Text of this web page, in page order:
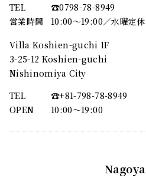
TEL
☎︎0798-78-8949
営業時間
10:00～19:00／水曜定休
Villa Koshien-guchi 1F
3-25-12 Koshien-guchi
Nishinomiya City
TEL
☎︎+81-798-78-8949
OPEN
10:00〜19:00
Nagoya